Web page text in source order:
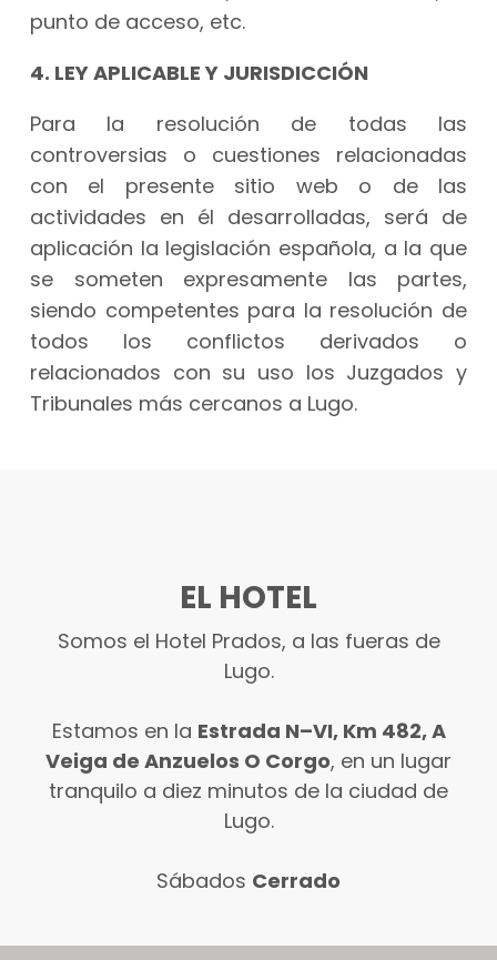
punto de acceso, etc.
4. LEY APLICABLE Y JURISDICCIÓN
Para la resolución de todas las
controversias o cuestiones relacionadas
con el presente sitio web o de las
actividades en él desarrolladas, será de
aplicación la legislación española, a la que
se someten expresamente las partes,
siendo competentes para la resolución de
todos los conflictos derivados o
relacionados con su uso los Juzgados y
Tribunales más cercanos a Lugo.
EL HOTEL
Somos el Hotel Prados, a las fueras de
Lugo.
Estamos en la Estrada N–VI, Km 482, A
Veiga de Anzuelos O Corgo, en un lugar
tranquilo a diez minutos de la ciudad de
Lugo.
Sábados Cerrado